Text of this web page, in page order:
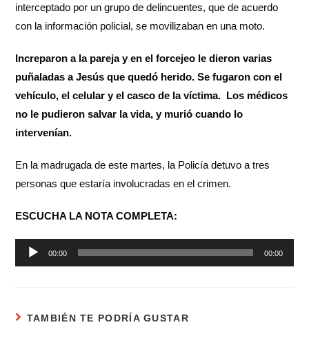
interceptado por un grupo de delincuentes, que de acuerdo
con la información policial, se movilizaban en una moto.
Increparon a la pareja y en el forcejeo le dieron varias
puñaladas a Jesús que quedó herido. Se fugaron con el
vehículo, el celular y el casco de la víctima. Los médicos
no le pudieron salvar la vida, y murió cuando lo
intervenían.
En la madrugada de este martes, la Policía detuvo a tres
personas que estaría involucradas en el crimen.
ESCUCHA LA NOTA COMPLETA:
Reproductor
de
00:00 00:00
TAMBIÉN TE PODRÍA GUSTAR